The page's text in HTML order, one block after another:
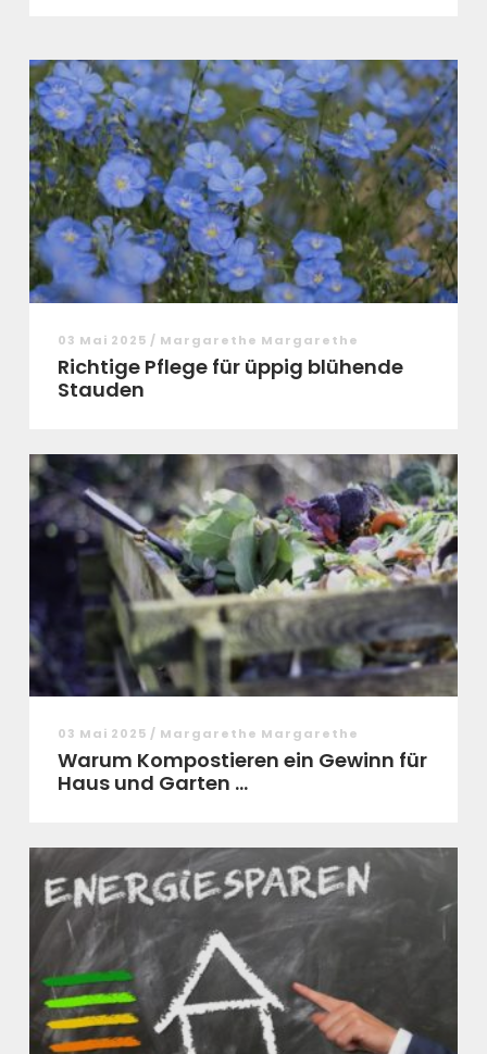
03 Mai 2025 / Margarethe Margarethe
Richtige Pflege für üppig blühende
Stauden
03 Mai 2025 / Margarethe Margarethe
Warum Kompostieren ein Gewinn für
Haus und Garten ...